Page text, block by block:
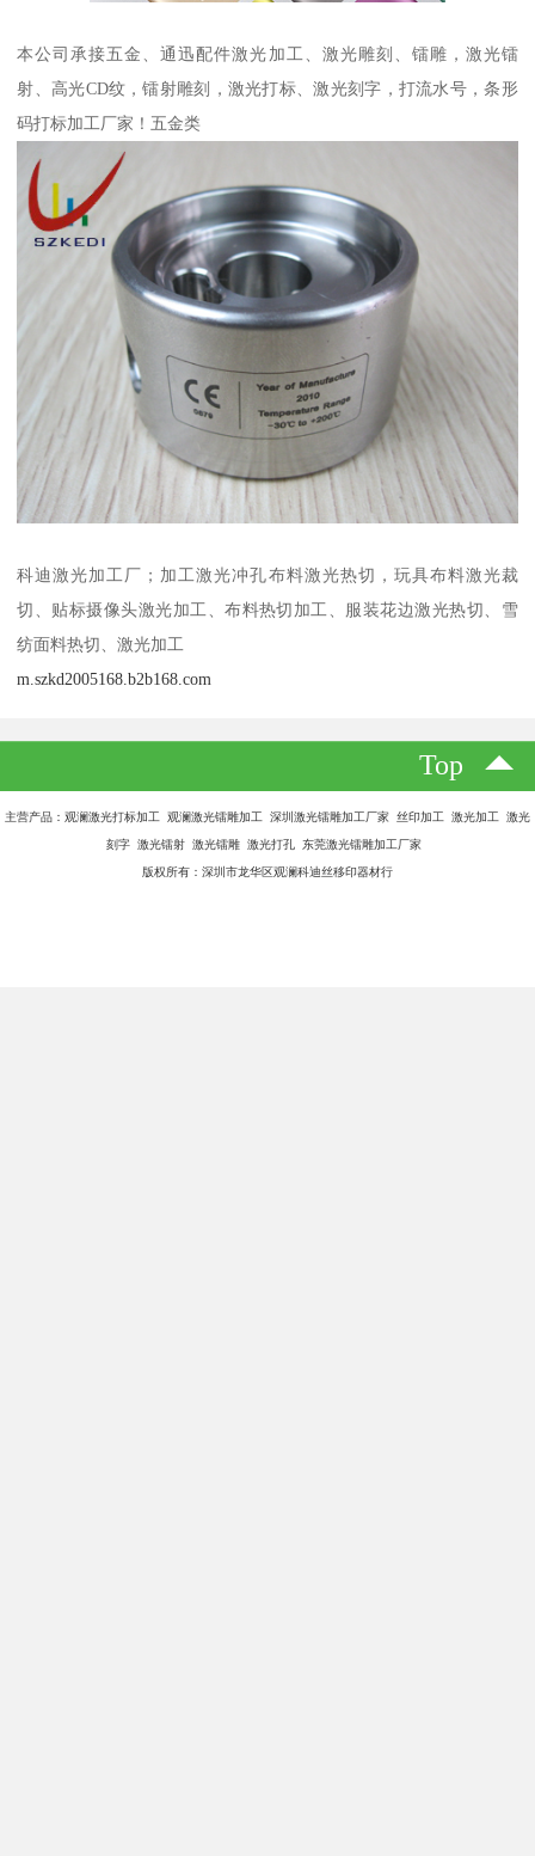
本公司承接五金、通迅配件激光加工、激光雕刻、镭雕，激光镭
射、高光CD纹，镭射雕刻，激光打标、激光刻字，打流水号，条形
码打标加工厂家！五金类
科迪激光加工厂；加工激光冲孔布料激光热切，玩具布料激光裁
切、贴标摄像头激光加工、布料热切加工、服装花边激光热切、雪
纺面料热切、激光加工
m.szkd2005168.b2b168.com
Top
主营产品：观澜激光打标加工 观澜激光镭雕加工 深圳激光镭雕加工厂家 丝印加工 激光加工 激光
刻字 激光镭射 激光镭雕 激光打孔 东莞激光镭雕加工厂家
版权所有：深圳市龙华区观澜科迪丝移印器材行